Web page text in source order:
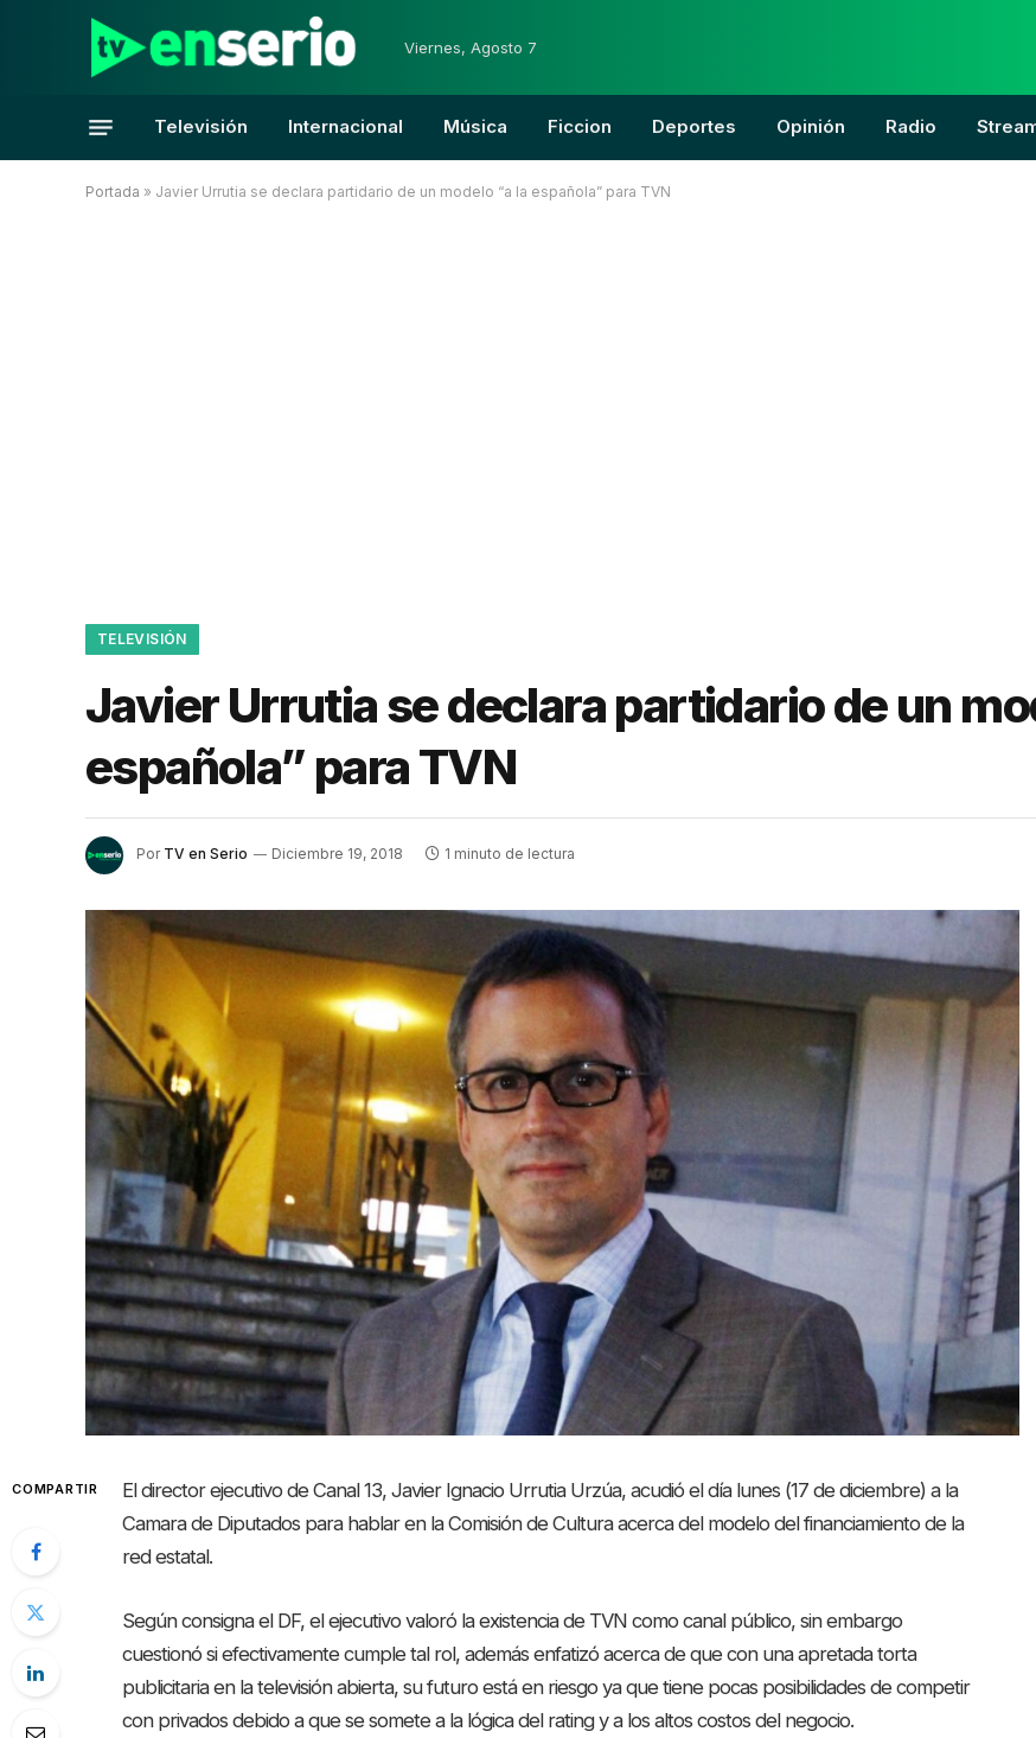
Viernes, Agosto 7
Televisión Internacional Música Ficcion Deportes Opinión Radio
Portada » Javier Urrutia se declara partidario de un modelo “a la española” para TVN
TELEVISIÓN
Javier Urrutia se declara partidario de un
española” para TVN
Por TV en Serio Diciembre 19, 2018 1 minuto de lectura
COMPARTIR
El director ejecutivo de Canal 13, Javier Ignacio Urrutia Urzúa, acudió el día lunes (17 de diciembre) a la
Camara de Diputados para hablar en la Comisión de Cultura acerca del modelo del financiamiento de la
red estatal.
Según consigna el DF, el ejecutivo valoró la existencia de TVN como canal público, sin embargo
cuestionó si efectivamente cumple tal rol, además enfatizó acerca de que con una apretada torta
publicitaria en la televisión abierta, su futuro está en riesgo ya que tiene pocas posibilidades de competir
con privados debido a que se somete a la lógica del rating y a los altos costos del negocio.